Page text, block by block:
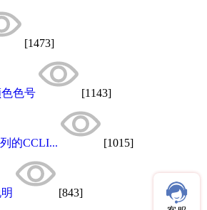
[1473]
色号 [1143]
的CCLI... [1015]
[843]